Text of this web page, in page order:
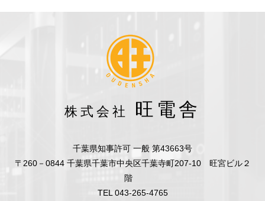
株式会社 旺電舎
千葉県知事許可 一般 第43663号
〒260－0844 千葉県千葉市中央区千葉寺町207-10 旺宮ビル２
階
TEL 043-265-4765